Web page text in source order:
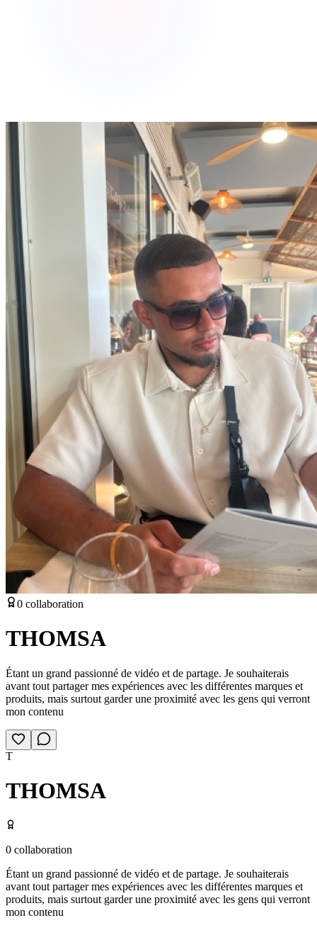
0 collaboration
THOMSA
Étant un grand passionné de vidéo et de partage. Je souhaiterais
avant tout partager mes expériences avec les différentes marques et
produits, mais surtout garder une proximité avec les gens qui verront
mon contenu
T
THOMSA
0 collaboration
Étant un grand passionné de vidéo et de partage. Je souhaiterais
avant tout partager mes expériences avec les différentes marques et
produits, mais surtout garder une proximité avec les gens qui verront
mon contenu